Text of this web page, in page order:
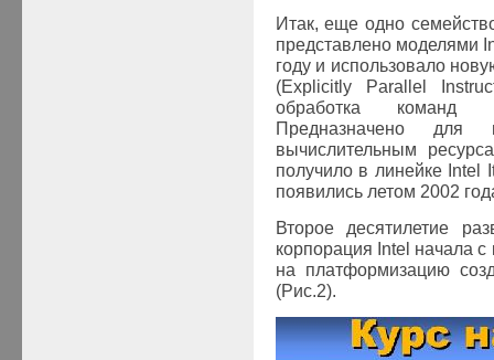
Итак, еще одно
представлено моделями
году и использовало
(Explicitly Parallel
обработка команд
Предназначено для
вычислительным
получило в линейке Intel
появились летом 2002
Второе десятилетие
корпорация Intel начала
на платформизацию
(Рис.2).